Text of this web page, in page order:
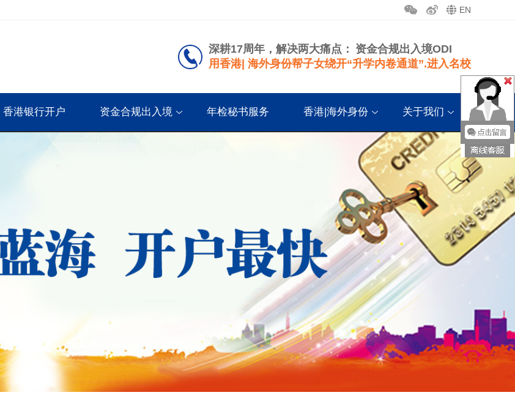
EN
深耕17周年，解决两大痛点： 资金合规出入境ODI
用香港| 海外身份帮子女绕开“升学内卷通道”.进入名校
香港银行开户 资金合规出入境 年检秘书服务 香港|海外身份 关于我们